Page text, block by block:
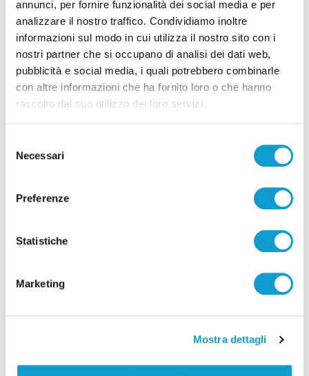
annunci, per fornire funzionalità dei social media e per
analizzare il nostro traffico. Condividiamo inoltre
informazioni sul modo in cui utilizza il nostro sito con i
nostri partner che si occupano di analisi dei dati web,
pubblicità e social media, i quali potrebbero combinarle
con altre informazioni che ha fornito loro o che hanno
raccolto dal suo utilizzo dei loro servizi.
delNecessari
Preferenze
Statistiche
Marketing
Mostra dettagli
di Pierluigi Dorotei